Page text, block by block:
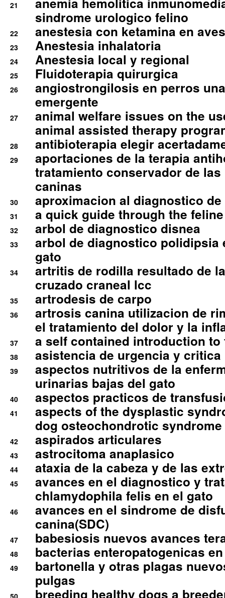
21
sindrome urologico felino
22 anestesia con ketamina en
23 Anestesia inhalatoria
24 Anestesia local y regional
25 Fluidoterapia quirurgica
26
angiostrongilosis en perros
emergente
27
animal welfare issues on the
animal assisted therapy
28 antibioterapia elegir
29
aportaciones de la terapia
tratamiento conservador de
caninas
30 aproximacion al diagnostico
31 a quick guide through the
32 arbol de diagnostico disnea
33
arbol de diagnostico polidipsia
gato
34
artritis de rodilla resultado de
cruzado craneal lcc
35 artrodesis de carpo
36
artrosis canina utilizacion de
el tratamiento del dolor y la
37 a self contained introduction
38 asistencia de urgencia y
39
aspectos nutritivos de la
urinarias bajas del gato
40 aspectos practicos de
41
aspects of the dysplastic
dog osteochondrotic syndrome
42 aspirados articulares
43 astrocitoma anaplasico
44 ataxia de la cabeza y de las
45
avances en el diagnostico y
chlamydophila felis en el gato
46
avances en el sindrome de
canina(SDC)
47 babesiosis nuevos avances
48 bacterias enteropatogenicas
49
bartonella y otras plagas
pulgas
50 breeding healthy dogs a